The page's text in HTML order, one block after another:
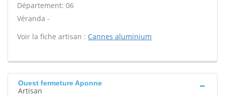
Département: 06
Véranda -
Voir la fiche artisan : Cannes aluminium
Ouest fermeture Aponne
Artisan